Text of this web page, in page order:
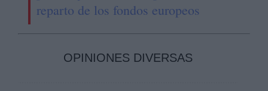
reparto de los fondos europeos
OPINIONES DIVERSAS